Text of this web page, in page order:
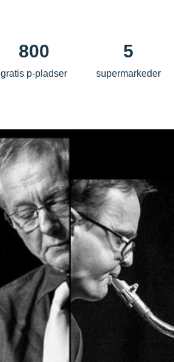
800
gratis p-pladser
5
supermarkeder